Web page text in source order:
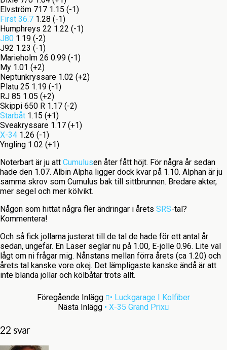
Elvström 717 1.15 (-1)
First 36.7 1.28 (-1)
Humphreys 22 1.22 (-1)
J80 1.19 (-2)
J92 1.23 (-1)
Marieholm 26 0.99 (-1)
My 1.01 (+2)
Neptunkryssare 1.02 (+2)
Platu 25 1.19 (-1)
RJ 85 1.05 (+2)
Skippi 650 R 1.17 (-2)
Starbåt 1.15 (+1)
Sveakryssare 1.17 (+1)
X-34 1.26 (-1)
Yngling 1.02 (+1)
Noterbart är ju att Cumulusen åter fått höjt. För några år sedan
hade den 1.07. Albin Alpha ligger dock kvar på 1.10. Alphan är ju
samma skrov som Cumulus bak till sittbrunnen. Bredare akter,
mer segel och mer kölvikt.
Någon som hittat några fler ändringar i årets SRS-tal?
Kommentera!
Och så fick jollarna justerat till de tal de hade för ett antal år
sedan, ungefär. En Laser seglar nu på 1.00, E-jolle 0.96. Lite väl
lågt om ni frågar mig. Nånstans mellan förra årets (ca 1.20) och
årets tal kanske vore okej. Det lämpligaste kanske ändå är att
inte blanda jollar och kölbåtar trots allt.
Föregående Inlägg
• Luckgarage I Kolfiber
Nästa Inlägg • X-35 Grand Prix
22 svar